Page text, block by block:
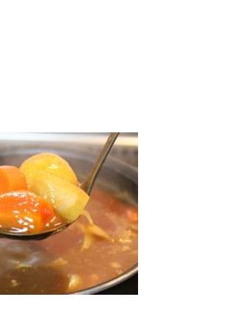
ショパンのポロネーズの中で難易度が高いも
のは？徹底解説！
数々の名曲を残したショパン。その中でもポロネーズは
18曲ありますが、どの曲が一番難易度が高いのか気に...
母親が怖い。親にストレスを感じる？10代の
あなたにできること
母親が怖いと感じることは、いけないことではありませ